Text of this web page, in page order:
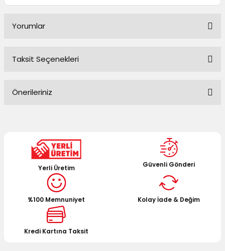
Yorumlar
Taksit Seçenekleri
Önerileriniz
kullanarak tarafımıza iletebilirsiniz.
Görüş ve önerileriniz için teşekkür ederiz.
Ürün resmi kalitesiz, bozuk veya görüntülenemiyor.
Ürün açıklamasında eksik bilgiler bulunuyor.
Ürün bilgilerinde hatalar bulunuyor.
Ürün fiyatı diğer sitelerden daha pahalı.
Bu ürüne benzer farklı alternatifler olmalı.
Yerli Üretim Güvenli Gönderi
%100 Memnuniyet Kolay İade & Değim
Kredi Kartına Taksit